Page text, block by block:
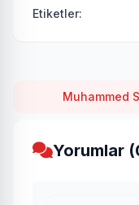
Etiketler:
Muhammed
Yorumlar